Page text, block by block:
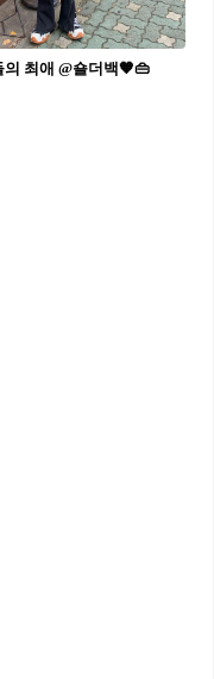
의 최애 @숄더백🧡👜